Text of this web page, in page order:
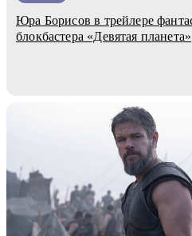
Юра Борисов в трейлере
блокбастера «Девятая планета»